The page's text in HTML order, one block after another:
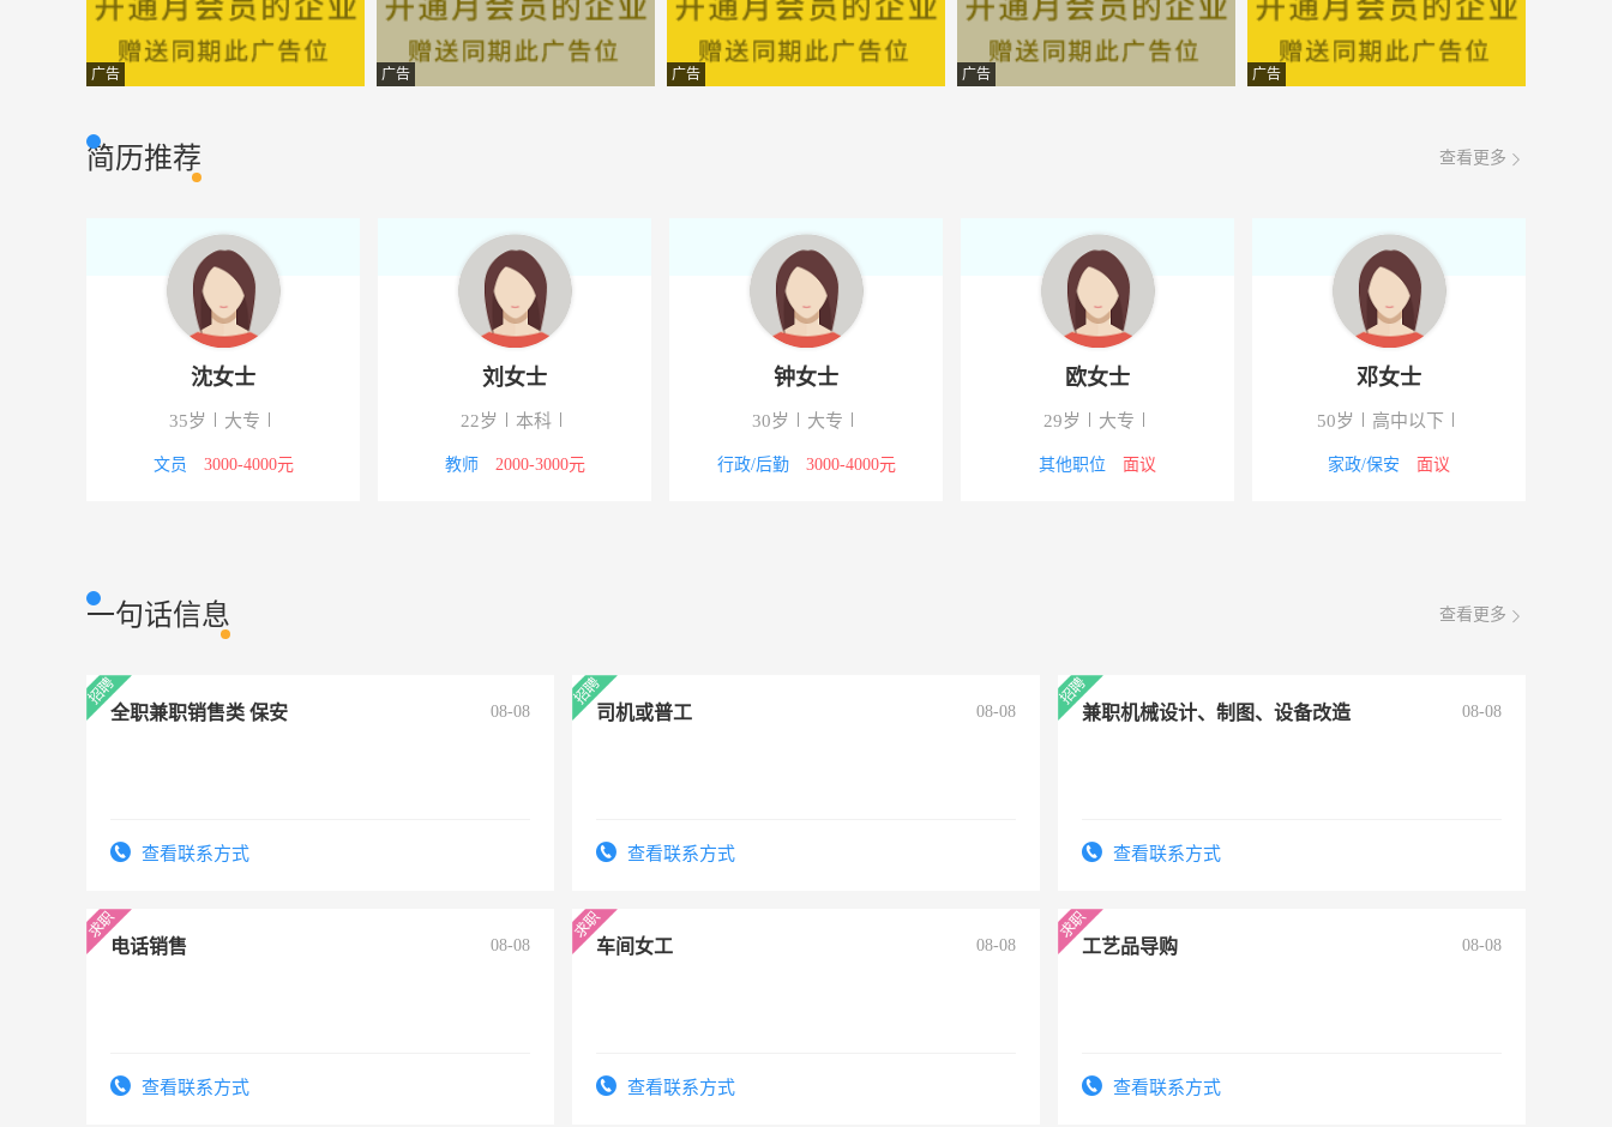
洗车工 其它类型 宏和汽车服务中心 -湖南汝城 面议 08-08
金融服务经理 市场营销 平安金融 -汝城 面议 08-08
保安员 其它类型
财务经理 财会审计 湖南省鎏源新能源有限责任公司 -汝城 08-08
客户经理 其它类型 太平人寿保险有限公司郴州中心支公司 08-08
市场营销 长沙正荣商业管理有限公司 08-08
矿山机电工程师 工程机械 中信兴光矿业有限公司 08-08
广告 广告 广告 广告 广告
简历推荐 查看更多
沈女士
35岁 大专
文员 3000-4000元
刘女士
22岁 本科
教师 2000-3000元
钟女士
30岁 大专
行政/后勤 3000-4000元
欧女士
29岁 大专
其他职位 面议
邓女士
50岁 高中以下
家政/保安 面议
一句话信息 查看更多
全职兼职销售类 保安 08-08
查看联系方式
司机或普工 08-08
查看联系方式
兼职机械设计、制图、设备改造 08-08
查看联系方式
电话销售 08-08
查看联系方式
车间女工 08-08
查看联系方式
工艺品导购 08-08
查看联系方式